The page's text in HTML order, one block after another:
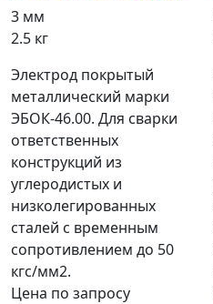
3 мм
2.5 кг
Электрод покрытый
металлический марки
ЭБОК-46.00. Для сварки
ответственных
конструкций из
углеродистых и
низколегированных
сталей с временным
сопротивлением до 50
кгс/мм2.
Цена по запросу